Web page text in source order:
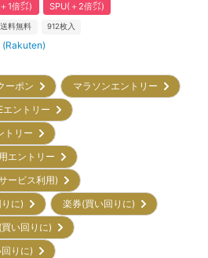
1倍㌽)
SPU(＋2倍㌽)
送料無料 912枚入
(Rakuten)
ーポン
マラソンエントリー
エントリー
トリー
エントリー
ービス利用)
りに)
楽券(買い回りに)
買い回りに)
回りに)